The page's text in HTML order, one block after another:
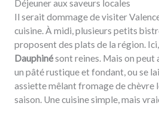
Déjeuner aux saveurs locales
Il serait dommage de visiter
cuisine. À midi, plusieurs petits
proposent des plats de la région.
Dauphinésont reines. Mais on peut
un pâté rustique et fondant, ou se
assiette mêlant fromage de chèvre
saison. Une cuisine simple, mais